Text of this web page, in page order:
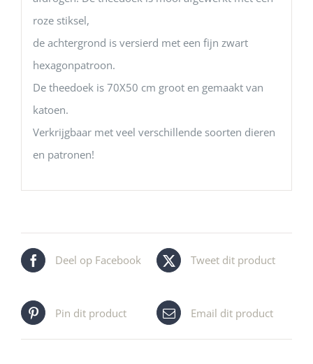
roze stiksel,
de achtergrond is versierd met een fijn zwart
hexagonpatroon.
De theedoek is 70X50 cm groot en gemaakt van
katoen.
Verkrijgbaar met veel verschillende soorten dieren
en patronen!
Deel op Facebook Tweet dit product
Pin dit product Email dit product